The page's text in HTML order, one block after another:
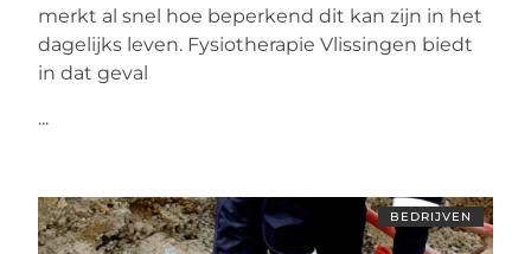
merkt al snel hoe beperkend dit kan zijn in het
dagelijks leven. Fysiotherapie Vlissingen biedt
in dat geval
...
BEDRIJVEN